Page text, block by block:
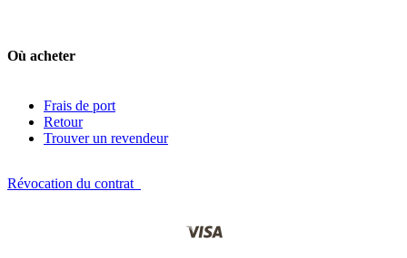
Où acheter
Frais de port
Retour
Trouver un revendeur
Révocation du contrat